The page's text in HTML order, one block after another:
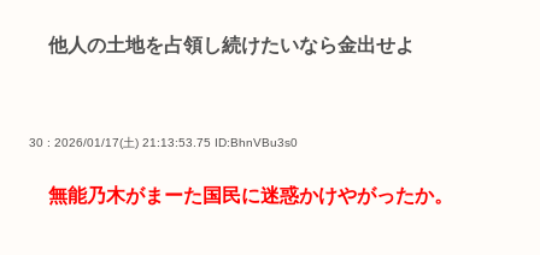
他人の土地を占領し続けたいなら金出せよ
30 : 2026/01/17(土) 21:13:53.75 ID:BhnVBu3s0
無能乃木がまーた国民に迷惑かけやがったか。